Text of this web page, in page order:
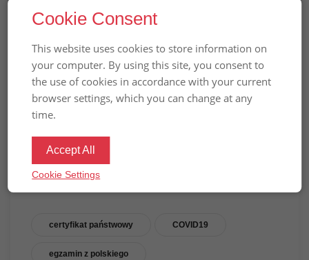
(Русский) Государственный
экзамен по польскому языку.
COVID – режим и ограничения
Вибачте цей текст доступний тільки в
“Російська”.
ПРЕДЫДУЩАЯ НОВОСТЬ
certyfikat państwowy COVID19
egzamin z polskiego
Cookie Consent
This website uses cookies to store information on
your computer. By using this site, you consent to
the use of cookies in accordance with your current
browser settings, which you can change at any
time.
Accept All
Cookie Settings